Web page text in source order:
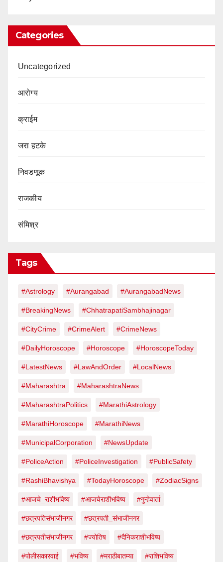
Categories
Uncategorized
आरोग्य
क्राईम
जरा हटके
निवडणूक
राजकीय
संमिश्र
Tags
#Astrology #Aurangabad #AurangabadNews
#BreakingNews #ChhatrapatiSambhajinagar
#CityCrime #CrimeAlert #CrimeNews
#DailyHoroscope #Horoscope #HoroscopeToday
#LatestNews #LawAndOrder #LocalNews
#Maharashtra #MaharashtraNews
#MaharashtraPolitics #MarathiAstrology
#MarathiHoroscope #MarathiNews
#MunicipalCorporation #NewsUpdate
#PoliceAction #PoliceInvestigation #PublicSafety
#RashiBhavishya #TodayHoroscope #ZodiacSigns
#आजचे_राशीभविष्य #आजचेराशीभविष्य #गुन्हेवार्ता
#छत्रपतिसंभाजीनगर #छत्रपती_संभाजीनगर
#छत्रपतीसंभाजीनगर #ज्योतिष #दैनिकराशीभविष्य
#पोलीसकारवाई #भविष्य #मराठीबातम्या #राशिभविष्य